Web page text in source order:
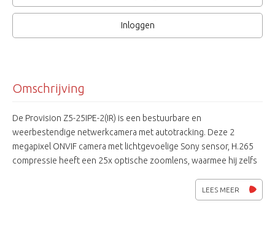
Inloggen
Omschrijving
De Provision Z5-25IPE-2(IR) is een bestuurbare en
weerbestendige netwerkcamera met autotracking. Deze 2
megapixel ONVIF camera met lichtgevoelige Sony sensor, H.265
compressie heeft een 25x optische zoomlens, waarmee hij zelfs
deze camera over functies als BLC, D-WDR, 3D-DNR, AGC en een
mechanisch IR-filter voor echte zwart/wit beelden bij
LEES MEER